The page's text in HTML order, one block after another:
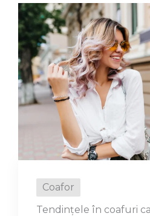
Coafor
Tendințele în coafuri